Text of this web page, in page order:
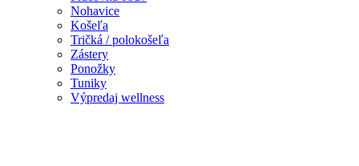
Nohavice
Košeľa
Tričká / polokošeľa
Zástery
Ponožky
Tuniky
Výpredaj wellness